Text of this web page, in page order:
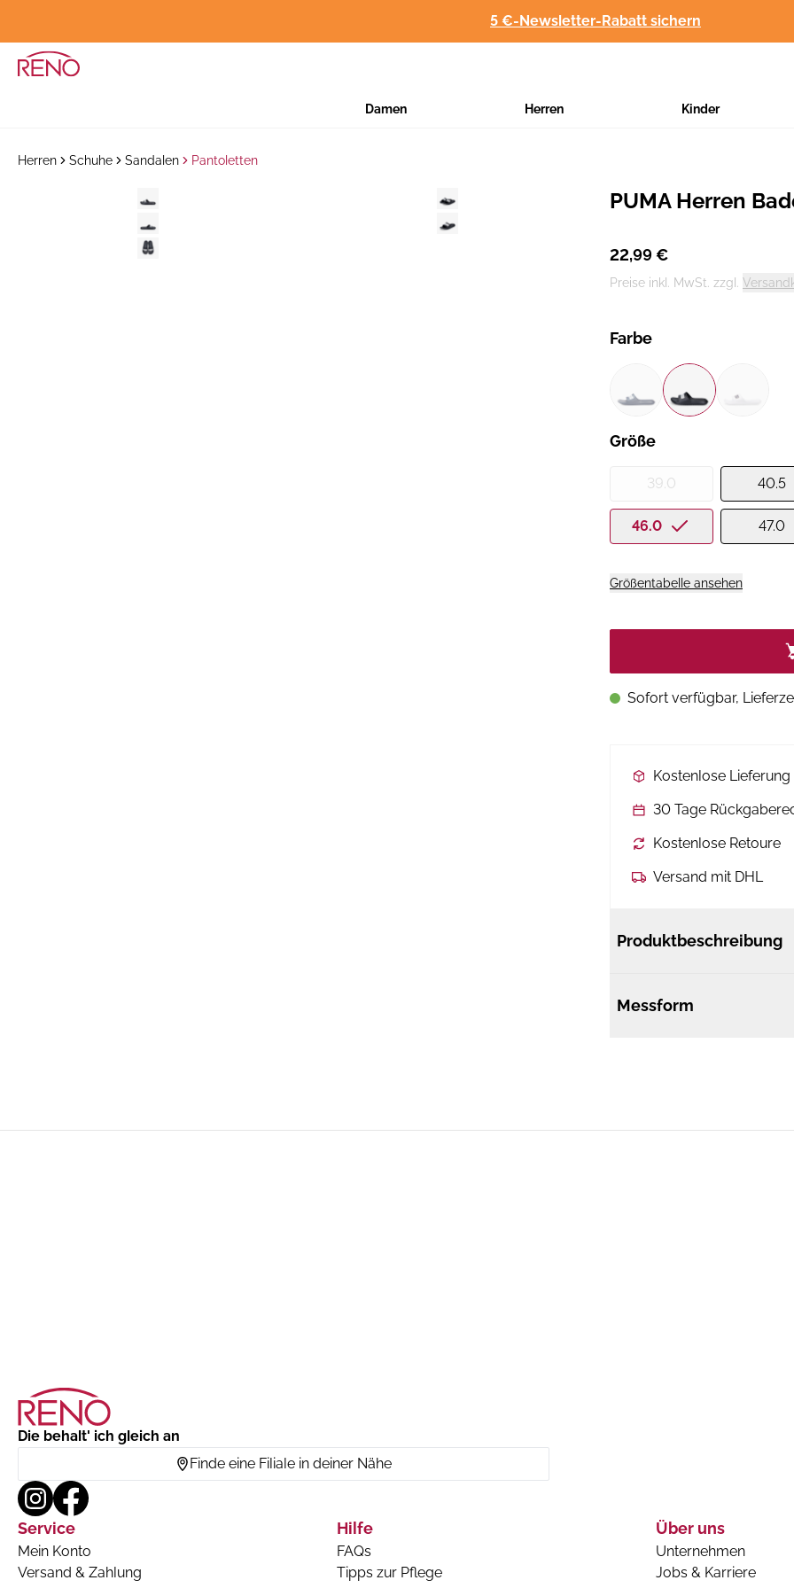
5 €-Newsletter-Rabatt sichern
Damen Herren Kinder
Herren Schuhe Sandalen Pantoletten
Hersteller:
PUMA Herren
22,99 €
Preise inkl. MwSt. zzgl.
Farbe
Größe
39.0 40.5
46.0 47.0
Größentabelle ansehen
Sofort verfügbar,
Kostenlose
30 Tage
Kostenlose Retoure
Versand mit DHL
Produktbeschreibung
Messform
Die behalt' ich gleich an
Finde eine Filiale in deiner Nähe
Service
Mein Konto
Versand & Zahlung
Hilfe
FAQs
Tipps zur Pflege
Über uns
Unternehmen
Jobs & Karriere